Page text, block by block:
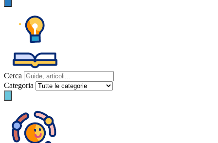
Cerca
Categoria